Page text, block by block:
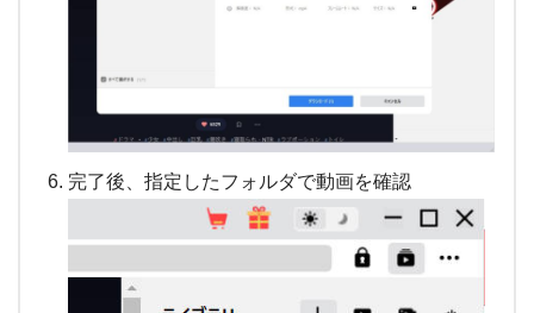
完了後、指定したフォルダで動画を確認